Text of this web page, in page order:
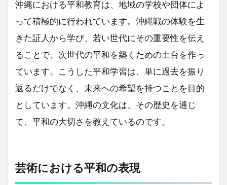
沖縄における平和教育は、地域の学校や団体によ
って積極的に行われています。沖縄戦の体験を生
きた証人から学び、若い世代にその重要性を伝え
ることで、次世代の平和を築くための土台を作っ
ています。こうした平和学習は、単に過去を振り
返るだけでなく、未来への希望を持つことを目的
としています。沖縄の文化は、その歴史を通じ
て、平和の大切さを教えているのです。
芸術における平和の表現